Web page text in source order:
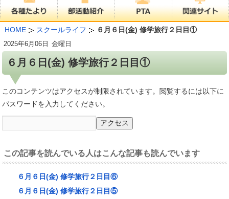
HOME スクールライフ ６月６日(金) 修学旅行２日目①
６月６日(金) 修学旅行２日目①
2025年6月06日 金曜日
このコンテンツはアクセスが制限されています。閲覧するには以下に
パスワードを入力してください。
この記事を読んでいる人はこんな記事も読んでいます
６月６日(金) 修学旅行２日目⑥
６月６日(金) 修学旅行２日目⑤